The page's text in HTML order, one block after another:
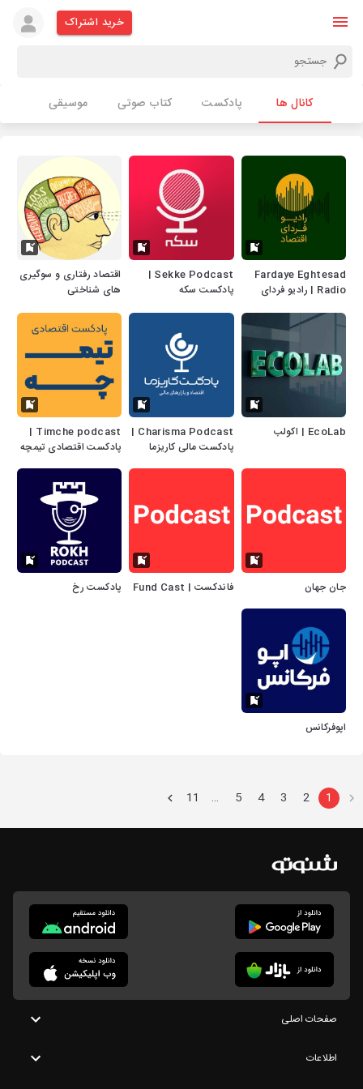
خرید اشتراک
کانال ها پادکست کتاب صوتی موسیقی
Fardaye Eghtesad
Radio | رادیو فردای
Sekke Podcast |
پادکست سکه
اقتصاد رفتاری و سوگیری
های شناختی
EcoLab | اکولب
Charisma Podcast |
پادکست مالی کاریزما
Timche podcast |
پادکست اقتصادی تیمچه
جان جهان فاندکست | Fund Cast پادکست رخ
اپوفرکانس
1
2
3
4
5
…
11
صفحات اصلی
اطلاعات